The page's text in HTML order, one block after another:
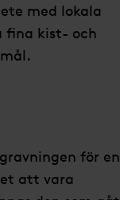
med lokala
fina kist- och
för en
att vara